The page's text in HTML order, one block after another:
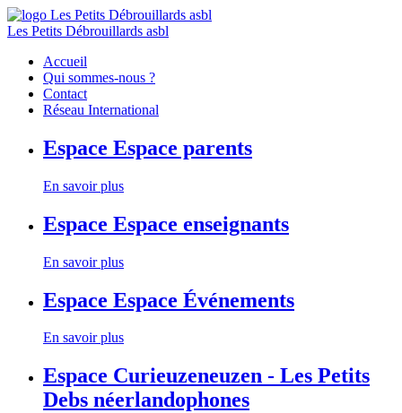
Les Petits Débrouillards asbl
Accueil
Qui sommes-nous ?
Contact
Réseau International
Espace Espace parents
En savoir plus
Espace Espace enseignants
En savoir plus
Espace Espace Événements
En savoir plus
Espace Curieuzeneuzen - Les Petits
Debs néerlandophones